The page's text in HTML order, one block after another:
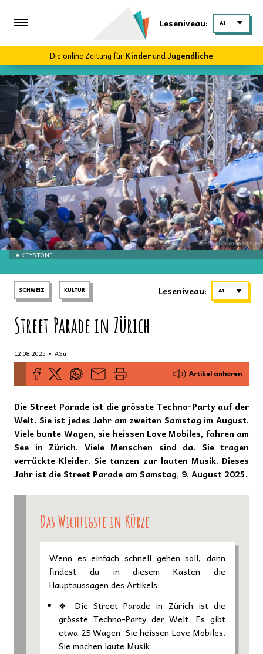
Leseniveau: A1
Die online Zeitung fürKinderundJugendliche
KEYSTONE
SCHWEIZ KULTUR Leseniveau: A1
Street Parade in Zürich
12.08.2025 • AGu
Artikel anhören
Die Street Parade ist die grösste Techno-Party auf der
Welt. Sie ist jedes Jahr am zweiten Samstag im August.
Viele bunte Wagen, sie heissen Love Mobiles, fahren am
See in Zürich. Viele Menschen sind da. Sie tragen
verrückte Kleider. Sie tanzen zur lauten Musik. Dieses
Jahr ist die Street Parade am Samstag, 9. August 2025.
Das Wichtigste in Kürze
Wenn es einfach schnell gehen soll, dann
findest du in diesem Kasten die
Hauptaussagen des Artikels:
❖ Die Street Parade in Zürich ist die
grösste Techno-Party der Welt. Es gibt
etwa 25 Wagen. Sie heissen Love Mobiles.
Sie machen laute Musik.